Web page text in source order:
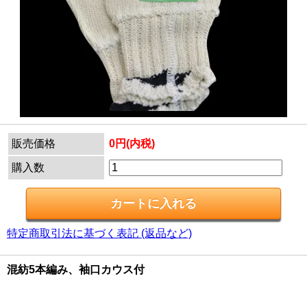
販売価格 0円(内税)
購入数
特定商取引法に基づく表記 (返品など)
混紡5本編み、袖口カウス付